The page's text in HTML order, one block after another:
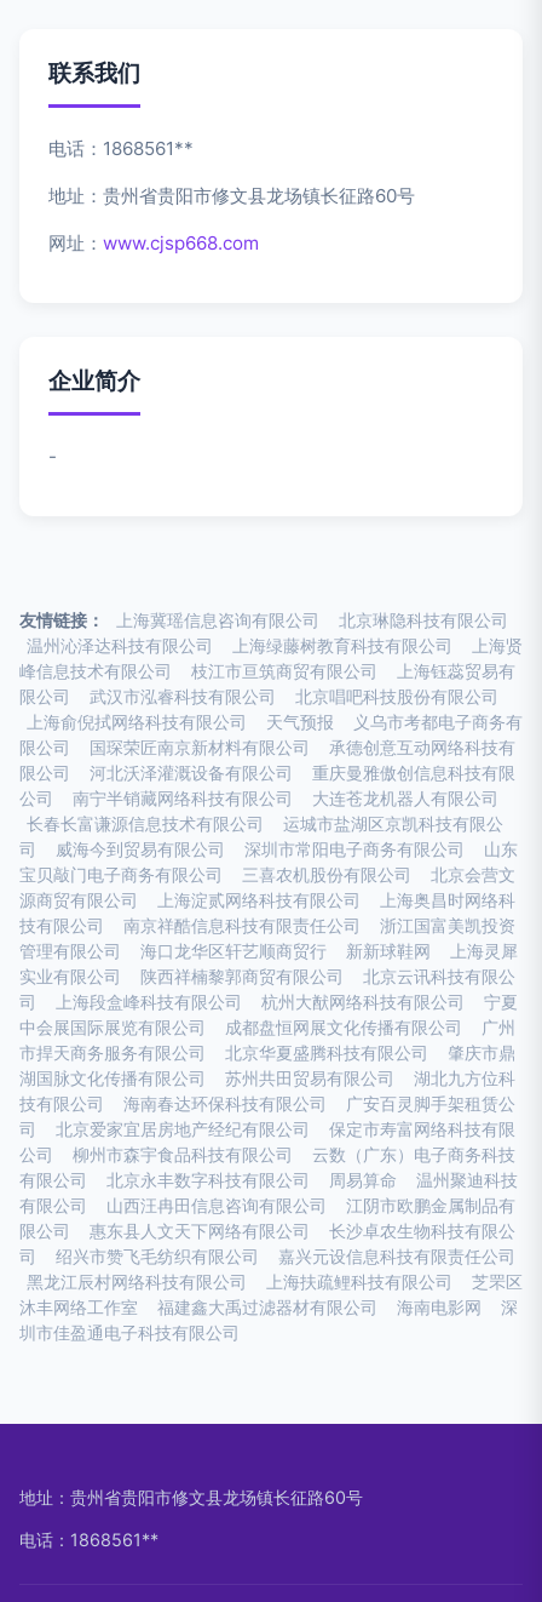
联系我们
电话：1868561**
地址：贵州省贵阳市修文县龙场镇长征路60号
网址： www.cjsp668.com
企业简介
-
友情链接： 上海冀瑶信息咨询有限公司
北京琳隐科技有限公司
温州沁泽达科技有限公司
上海绿藤树教育科技有限公司
上海贤
峰信息技术有限公司
枝江市亘筑商贸有限公司
上海钰蕊贸易有
限公司
武汉市泓睿科技有限公司
北京唱吧科技股份有限公司
上海俞倪拭网络科技有限公司
天气预报
义乌市考都电子商务有
限公司
国琛荣匠南京新材料有限公司
承德创意互动网络科技有
限公司
河北沃泽灌溉设备有限公司
重庆曼雅傲创信息科技有限
公司
南宁半销藏网络科技有限公司
大连苍龙机器人有限公司
长春长富谦源信息技术有限公司
运城市盐湖区京凯科技有限公
司
威海今到贸易有限公司 深圳市常阳电子商务有限公司
山东
宝贝敲门电子商务有限公司
三喜农机股份有限公司
北京会营文
源商贸有限公司
上海淀贰网络科技有限公司
上海奥昌时网络科
技有限公司
南京祥酷信息科技有限责任公司
浙江国富美凯投资
管理有限公司
海口龙华区轩艺顺商贸行 新新球鞋网
上海灵犀
实业有限公司
陕西祥楠黎郭商贸有限公司
北京云讯科技有限公
司
上海段盒峰科技有限公司 杭州大猷网络科技有限公司
宁夏
中会展国际展览有限公司
成都盘恒网展文化传播有限公司
广州
市捍天商务服务有限公司
北京华夏盛腾科技有限公司
肇庆市鼎
湖国脉文化传播有限公司
苏州共田贸易有限公司
湖北九方位科
技有限公司
海南春达环保科技有限公司
广安百灵脚手架租赁公
司
北京爱家宜居房地产经纪有限公司
保定市寿富网络科技有限
公司
柳州市森宇食品科技有限公司
云数（广东）电子商务科技
有限公司
北京永丰数字科技有限公司 周易算命
温州聚迪科技
有限公司
山西汪冉田信息咨询有限公司
江阴市欧鹏金属制品有
限公司
惠东县人文天下网络有限公司
长沙卓农生物科技有限公
司
绍兴市赞飞毛纺织有限公司
嘉兴元设信息科技有限责任公司
黑龙江辰村网络科技有限公司
上海扶疏鲤科技有限公司
芝罘区
沐丰网络工作室
福建鑫大禹过滤器材有限公司 海南电影网
深
圳市佳盈通电子科技有限公司
地址：贵州省贵阳市修文县龙场镇长征路60号
电话：1868561**